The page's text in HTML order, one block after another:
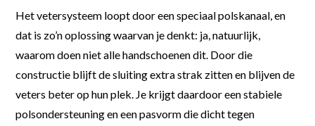
Het vetersysteem loopt door een speciaal polskanaal, en
dat is zo’n oplossing waarvan je denkt: ja, natuurlijk,
waarom doen niet alle handschoenen dit. Door die
constructie blijft de sluiting extra strak zitten en blijven de
veters beter op hun plek. Je krijgt daardoor een stabiele
polsondersteuning en een pasvorm die dicht tegen